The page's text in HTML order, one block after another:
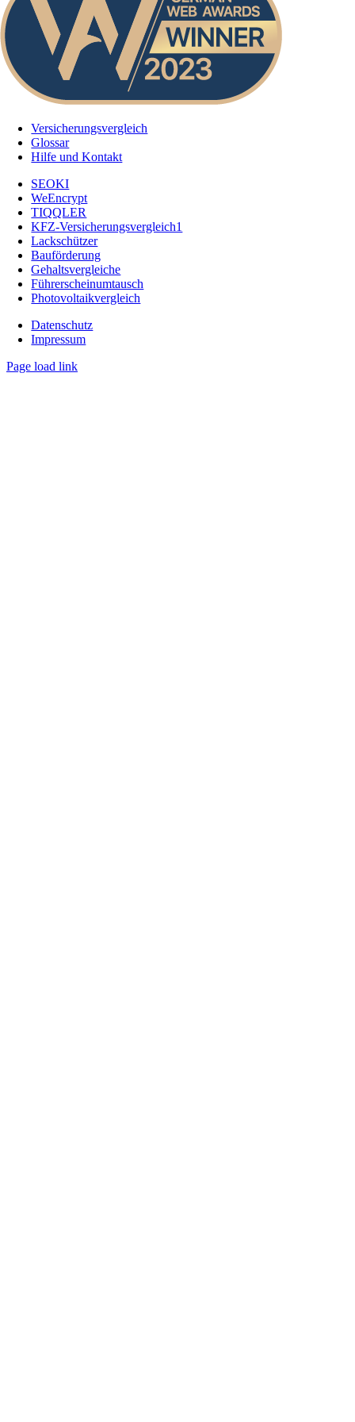
Versicherungsvergleich
Glossar
Hilfe und Kontakt
SEOKI
WeEncrypt
TIQQLER
KFZ-Versicherungsvergleich1
Lackschützer
Bauförderung
Gehaltsvergleiche
Führerscheinumtausch
Photovoltaikvergleich
Datenschutz
Impressum
Page load link